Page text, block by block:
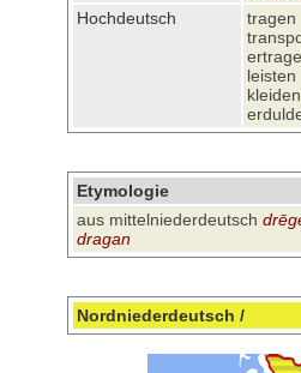
Hochdeutsch
tragen
leisten
kleiden
Etymologie
aus mittelniederdeutsch
dragan
Nordniederdeutsch /